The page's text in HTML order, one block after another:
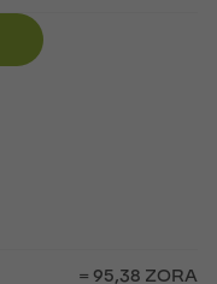
= 95,38 ZORA